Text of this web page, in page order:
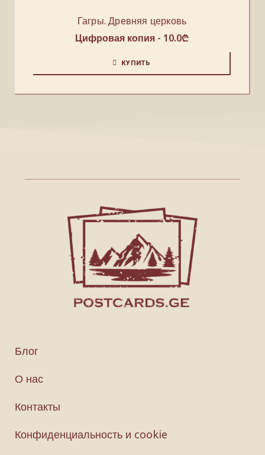
Гагры. Древняя церковь
Цифровая копия - 10.0₾
КУПИТЬ
Блог
О нас
Контакты
Конфиденциальность и cookie